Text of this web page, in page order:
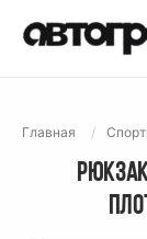
Главная